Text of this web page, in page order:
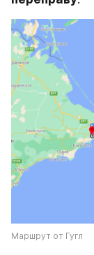
Маршрут от Гугл